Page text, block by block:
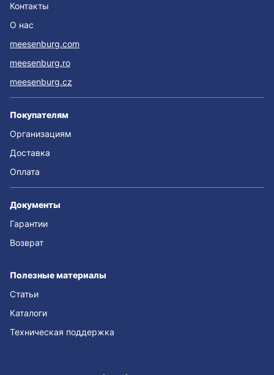
Контакты
О нас
meesenburg.com
meesenburg.ro
meesenburg.cz
Покупателям
Организациям
Доставка
Оплата
Документы
Гарантии
Возврат
Полезные материалы
Статьи
Каталоги
Техническая поддержка